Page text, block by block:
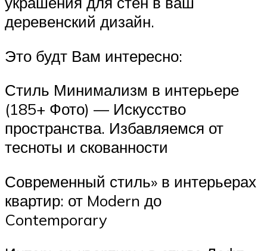
деревенский дизайн.
Это будт Вам интересно:
Стиль Минимализм в интерьере
(185+ Фото) — Искусство
пространства. Избавляемся от
тесноты и скованности
Современный стиль» в интерьерах
квартир: от Modern до
Contemporary